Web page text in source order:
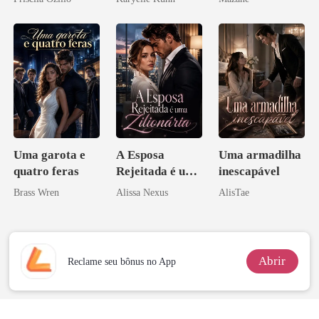
Uma garota e
quatro feras
Brass Wren
A Esposa
Rejeitada é uma
Zilionária
Alissa Nexus
Uma armadilha
inescapável
AlisTae
Reclame seu bônus no App Abrir